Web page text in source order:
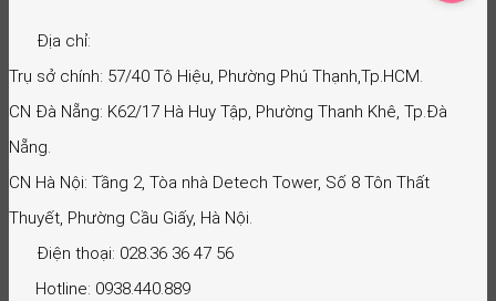
Địa chỉ:
Trụ sở chính: 57/40 Tô Hiệu, Phường Phú Thạnh,Tp.HCM.
CN Đà Nẵng: K62/17 Hà Huy Tập, Phường Thanh Khê, Tp.Đà
Nẵng.
CN Hà Nội: Tầng 2, Tòa nhà Detech Tower, Số 8 Tôn Thất
Thuyết, Phường Cầu Giấy, Hà Nội.
Điện thoại: 028.36 36 47 56
Hotline: 0938.440.889